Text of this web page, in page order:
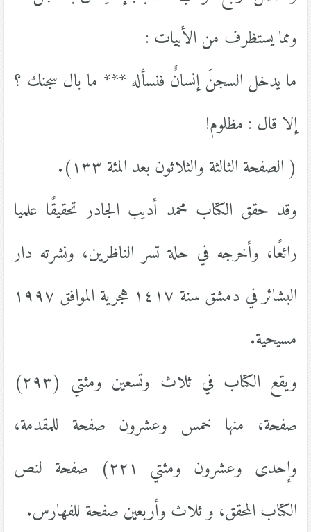
ومما يستظرف من الأبيات :
ما يدخل السجنَ إنسانٌ فنسأله *** ما بال سجنك ؟
إلا قال : مظلوم!
( الصفحة الثالثة والثلاثون بعد المئة ١٣٣).
وقد حقق الكتاب محمد أديب الجادر تحقيقًا علميا
رائعًا، وأخرجه في حلة تسر الناظرين، ونشرته دار
البشائر في دمشق سنة ١٤١٧ هجرية الموافق ١٩٩٧
مسيحية.
ويقع الكتاب في ثلاث وتسعين ومئتي (٢٩٣)
صفحة، منها خمس وعشرون صفحة للمقدمة،
وإحدى وعشرون ومئتي ٢٢١) صفحة لنص
الكتاب المحقق، و ثلاث وأربعين صفحة للفهارس.